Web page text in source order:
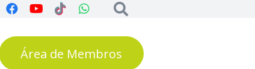
Área de Membros